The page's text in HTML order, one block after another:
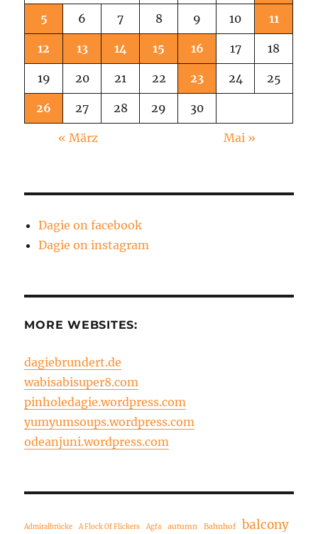
5 6 7 8 9 10 11
12 13 14 15 16 17 18
19 20 21 22 23 24 25
26 27 28 29 30
« März Mai »
Dagie on facebook
Dagie on instagram
MORE WEBSITES:
dagiebrundert.de
wabisabisuper8.com
pinholedagie.wordpress.com
yumyumsoups.wordpress.com
odeanjuni.wordpress.com
Admiralbrücke A Flock Of Flickers Agfa autumn Bahnhof
balcony